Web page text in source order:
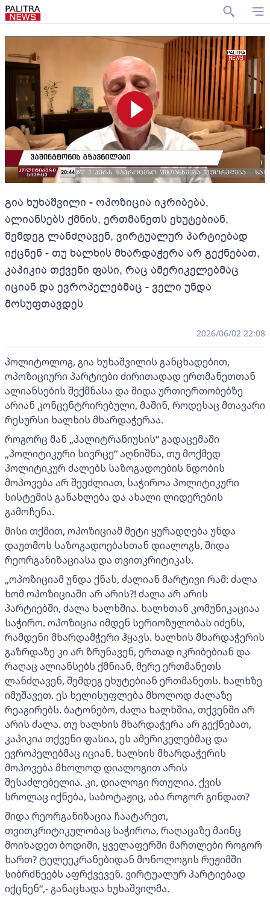
გია ხუხაშვილი - ოპოზიცია იკრიბება,
ალიანსებს ქმნის, ერთმანეთს ეხუტებიან,
შემდეგ ლანძღავენ, ვირტუალურ პარტიებად
იქცნენ - თუ ხალხის მხარდაჭერა არ გექნებათ,
კაპიკია თქვენი ფასი, რაც ამერიკელებმაც
იციან და ევროპელებმაც - ველი უნდა
მოსუფთავდეს
2026/06/02 22:08
პოლიტოლოგ, გია ხუხაშვილის განცხადებით,
ოპოზიციური პარტიები ძირითადად ერთმანეთთან
ალიანსების შექმნასა და შიდა ურთიერთობებზე
არიან კონცენტრირებული, მაშინ, როდესაც მთავარი
რესურსი ხალხის მხარდაჭერაა.
როგორც მან „პალიტრანიუსის“ გადაცემაში
„პოლიტიკური სივრცე“ აღნიშნა, თუ მოქმედ
პოლიტიკურ ძალებს საზოგადოების ნდობის
მოპოვება არ შეუძლიათ, საჭიროა პოლიტიკური
სისტემის განახლება და ახალი ლიდერების
გამოჩენა.
მისი თქმით, ოპოზიციამ მეტი ყურადღება უნდა
დაუთმოს საზოგადოებასთან დიალოგს, შიდა
რეორგანიზაციასა და თვითკრიტიკას.
„ოპოზიციამ უნდა ქნას, ძალიან მარტივი რამ: ძალა
ხომ ოპოზიციაში არ არის?! ძალა არ არის
პარტიებში, ძალა ხალხშია. ხალხთან კომუნიკაციაა
საჭირო. ოპოზიცია იმდენ სერიოზულობას იძენს,
რამდენი მხარდამჭერი ჰყავს. ხალხის მხარდაჭერის
გაზრდაზე კი არ ზრუნავენ, ერთად იკრიბებიან და
რაღაც ალიანსებს ქმნიან, მერე ერთმანეთს
ლანძღავენ, შემდეგ ეხუტებიან ერთმანეთს. ხალხზე
იმუშავეთ. ეს ხელისუფლება მხოლოდ ძალაზე
რეაგირებს. ბატონებო, ძალა ხალხშია, თქვენში არ
არის ძალა. თუ ხალხის მხარდაჭერა არ გექნებათ,
კაპიკია თქვენი ფასია, ეს ამერიკელებმაც და
ევროპელებმაც იციან. ხალხის მხარდაჭერის
მოპოვება მხოლოდ დიალოგით არის
შესაძლებელია. კი, დიალოგი რთულია. ქვის
სროლაც იქნება, საბოტაჟიც, აბა როგორ გინდათ?
შიდა რეორგანიზაცია ჩაატარეთ,
თვითკრიტიკულობაც საჭიროა, რაღაცაზე მაინც
მოიხადეთ ბოდიში, ყველაფერში მართლები როგორ
ხართ? ტელეეკრანებიდან მონოლოგის რეჟიმში
სიბრძნეებს აფრქვევენ. ვირტუალურ პარტიებად
იქცნენ“,- განაცხადა ხუხაშვილმა.